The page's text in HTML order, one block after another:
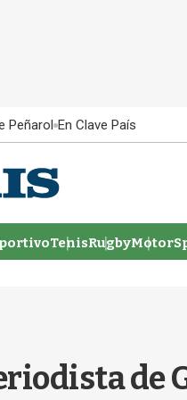
Peñarol En Clave País
TenisRugby
de